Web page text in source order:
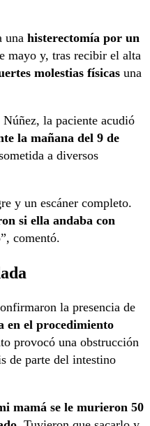
una histerectomía por un
mayo y, tras recibir el alta
molestias físicas una
la paciente acudió
la mañana del 9 de
a diversos
y un escáner completo.
si ella andaba con
”, comentó.
la presencia de
en el procedimiento
provocó una obstrucción
de parte del intestino
mamá se le murieron 50